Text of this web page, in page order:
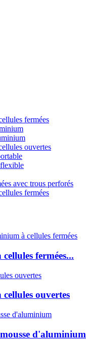
fermées
ouvertes
avec trous perforés
fermées
fermées...
ouvertes
d'aluminium